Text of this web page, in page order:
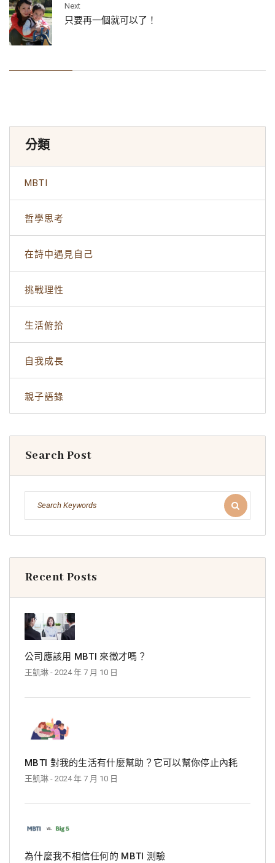
Next
只要再一個就可以了！
分類
MBTI
哲學思考
在詩中遇見自己
挑戰理性
生活俯拾
自我成長
親子語錄
Search Post
Recent Posts
公司應該用 MBTI 來徵才嗎？
王凱琳 - 2024 年 7 月 10 日
MBTI 對我的生活有什麼幫助？它可以幫你停止內耗
王凱琳 - 2024 年 7 月 10 日
為什麼我不相信任何的 MBTI 測驗